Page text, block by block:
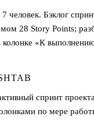
человек. Бэклог
28 Story Points;
колонке «К
спринт
по мере